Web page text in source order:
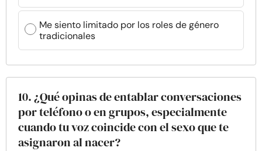
Me siento limitado por los roles de género
tradicionales
10. ¿Qué opinas de entablar conversaciones
por teléfono o en grupos, especialmente
cuando tu voz coincide con el sexo que te
asignaron al nacer?